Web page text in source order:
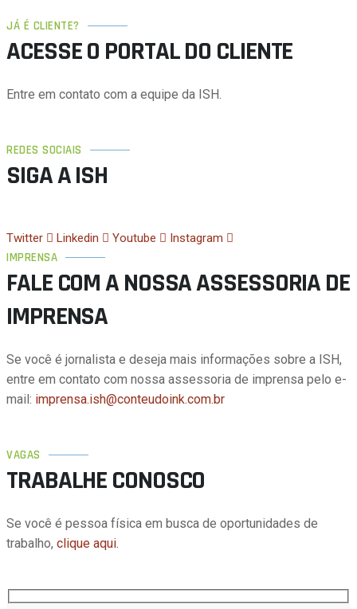
JÁ É CLIENTE?
ACESSE O PORTAL DO CLIENTE
Entre em contato com a equipe da ISH.
REDES SOCIAIS
SIGA A ISH
Twitter Linkedin Youtube Instagram
IMPRENSA
FALE COM A NOSSA ASSESSORIA DE
IMPRENSA
Se você é jornalista e deseja mais informações sobre a ISH,
entre em contato com nossa assessoria de imprensa pelo e-
mail: imprensa.ish@conteudoink.com.br
VAGAS
TRABALHE CONOSCO
Se você é pessoa física em busca de oportunidades de
trabalho, clique aqui.